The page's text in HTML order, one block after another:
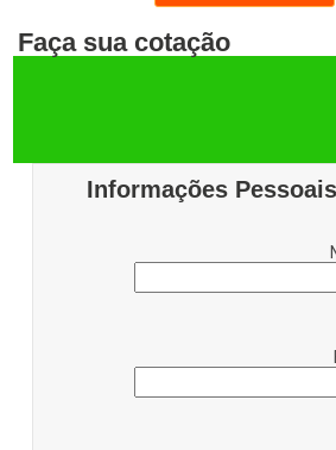
Faça sua cotação
Informações Pessoais